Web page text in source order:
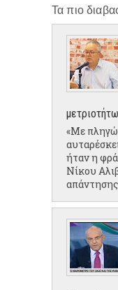
Τα πιο
«Με
ήταν η
Νίκου